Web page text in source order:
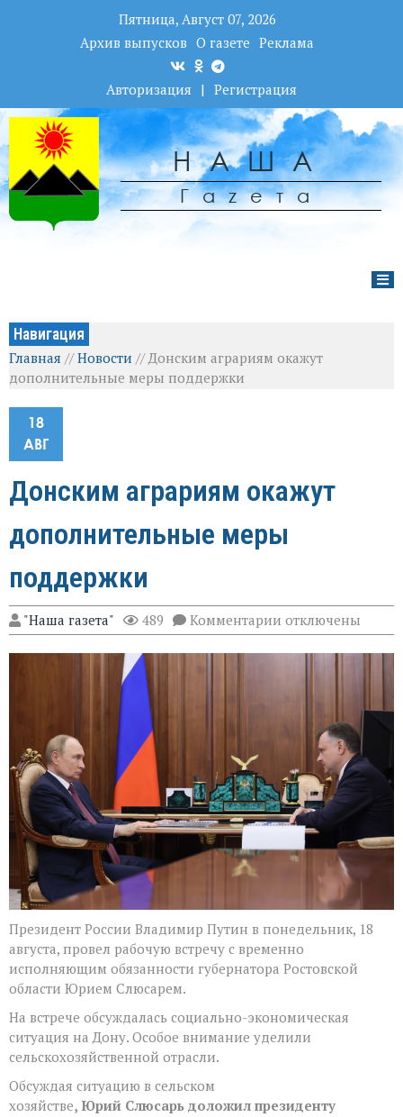
Пятница, Август 07, 2026
Архив выпусков О газете Реклама
Авторизация | Регистрация
НАША
Гаzета
Навигация
Главная //Новости // Донским аграриям окажут
дополнительные меры поддержки
18
АВГ
Донским аграриям окажут
дополнительные меры
поддержки
"Наша газета" 489 Комментарии к
записи
Донским
аграриям
дополнительные
поддержки
отключены
Президент России Владимир Путин в понедельник, 18
августа, провел рабочую встречу с временно
исполняющим обязанности губернатора Ростовской
области Юрием Слюсарем.
На встрече обсуждалась социально-экономическая
ситуация на Дону. Особое внимание уделили
сельскохозяйственной отрасли.
Обсуждая ситуацию в сельском
хозяйстве, Юрий Слюсарь доложил президенту